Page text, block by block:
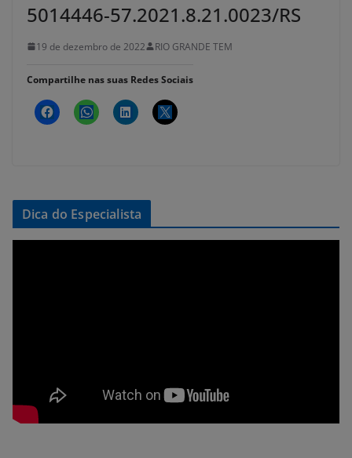
5014446-57.2021.8.21.0023/RS
19 de dezembro de 2022 RIO GRANDE TEM
Compartilhe nas suas Redes Sociais
Dica do Especialista